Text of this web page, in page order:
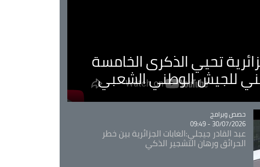
تحيي الذكرى الخامسة
للجيش الوطني الشعبي
Catégorie
حصص وبرامج
30/07/2026 - 09:49
عبد القادر جيجلي:الغابات الجزائرية بين خطر
الحرائق ورهان التشجير الذكي